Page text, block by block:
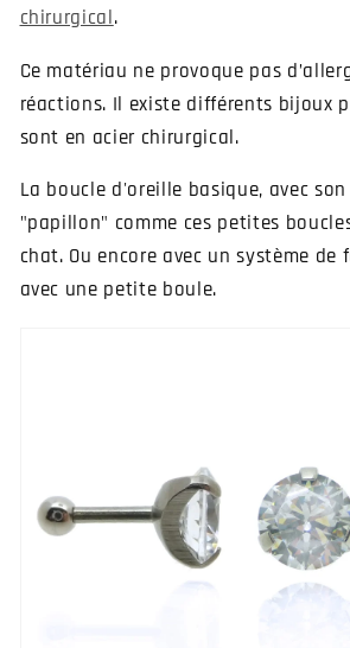
chirurgical.
Ce matériau ne provoque pas
réactions. Il existe différents bijoux
sont en acier chirurgical.
La boucle d'oreille basique, avec
"papillon" comme ces petites
chat. Ou encore avec un système de
avec une petite boule.